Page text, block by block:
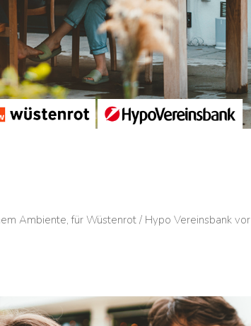
Ambiente, für Wüstenrot / Hypo Vereinsbank vor